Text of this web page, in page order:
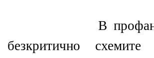
В
безкритично